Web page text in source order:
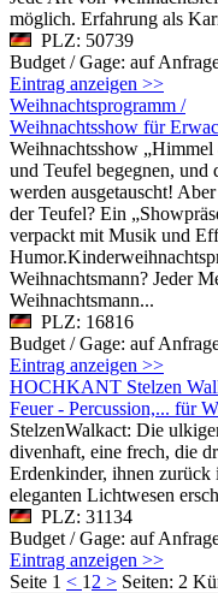
möglich. Erfahrung als
PLZ: 50739
Budget / Gage: auf
Eintrag anzeigen >>
Weihnachtsprogramm /
Weihnachtsshow für
Weihnachtsshow
und Teufel begegnen, und
werden ausgetauscht!
der Teufel? Ein
verpackt mit Musik und
Weihnachtsmann? Jeder
Weihnachtsmann...
PLZ: 16816
Budget / Gage: auf
Eintrag anzeigen >>
HOCHKANT Stelzen
Feuer - Percussion,... für
StelzenWalkact: Die
divenhaft, eine frech, die
Erdenkinder, ihnen
eleganten Lichtwesen
PLZ: 31134
Budget / Gage: auf
Eintrag anzeigen >>
Seite 1 < 1 2 > Seiten: 2